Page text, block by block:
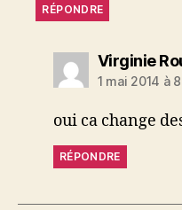
RÉPONDRE
Virginie
1 mai 2014 à
oui ca change
RÉPONDRE